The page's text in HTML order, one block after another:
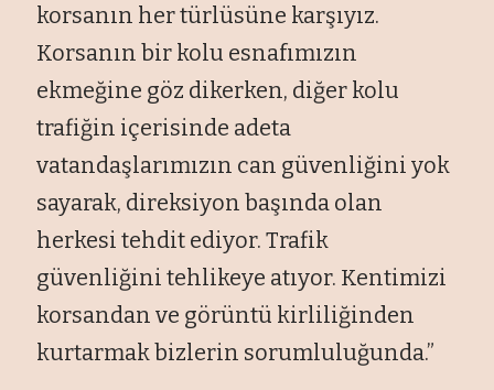
korsanın her türlüsüne karşıyız.
Korsanın bir kolu esnafımızın
ekmeğine göz dikerken, diğer kolu
trafiğin içerisinde adeta
vatandaşlarımızın can güvenliğini yok
sayarak, direksiyon başında olan
herkesi tehdit ediyor. Trafik
güvenliğini tehlikeye atıyor. Kentimizi
korsandan ve görüntü kirliliğinden
kurtarmak bizlerin sorumluluğunda.”